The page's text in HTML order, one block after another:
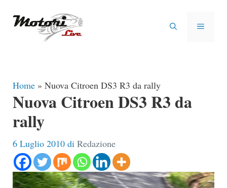
MENU
Home » Nuova Citroen DS3 R3 da rally
Nuova Citroen DS3 R3 da
rally
6 Luglio 2010 di Redazione